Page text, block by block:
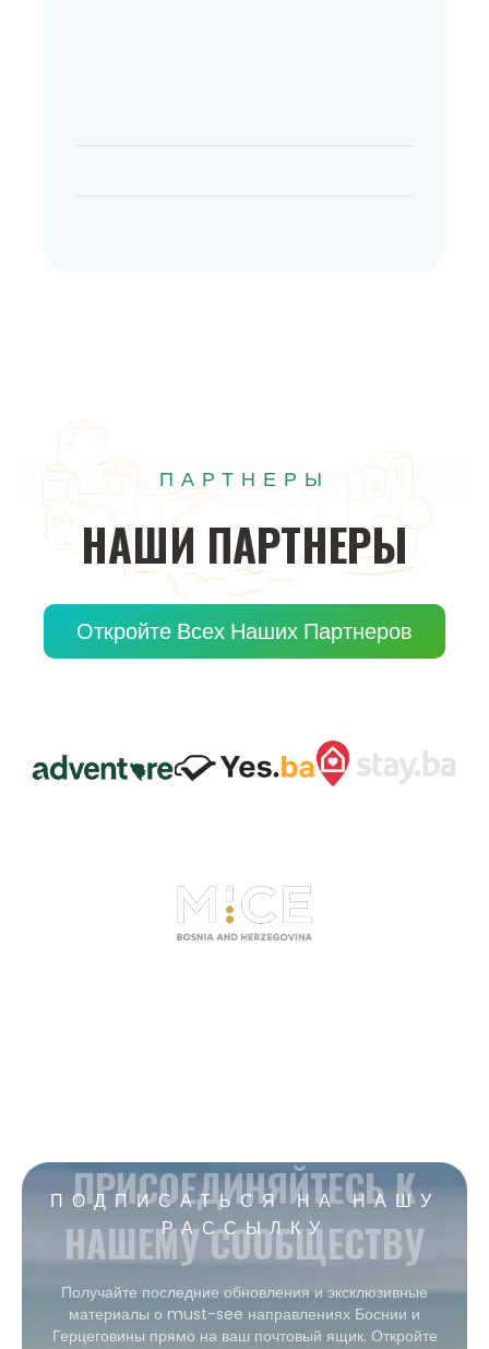
ПАРТНЕРЫ
НАШИ ПАРТНЕРЫ
Откройте Всех Наших Партнеров
ПОДПИСАТЬСЯ НА НАШУ
РАССЫЛКУ
ПРИСОЕДИНЯЙТЕСЬ К
НАШЕМУ СООБЩЕСТВУ
Получайте последние обновления и эксклюзивные
материалы о must-see направлениях Боснии и
Герцеговины прямо на ваш почтовый ящик. Откройте